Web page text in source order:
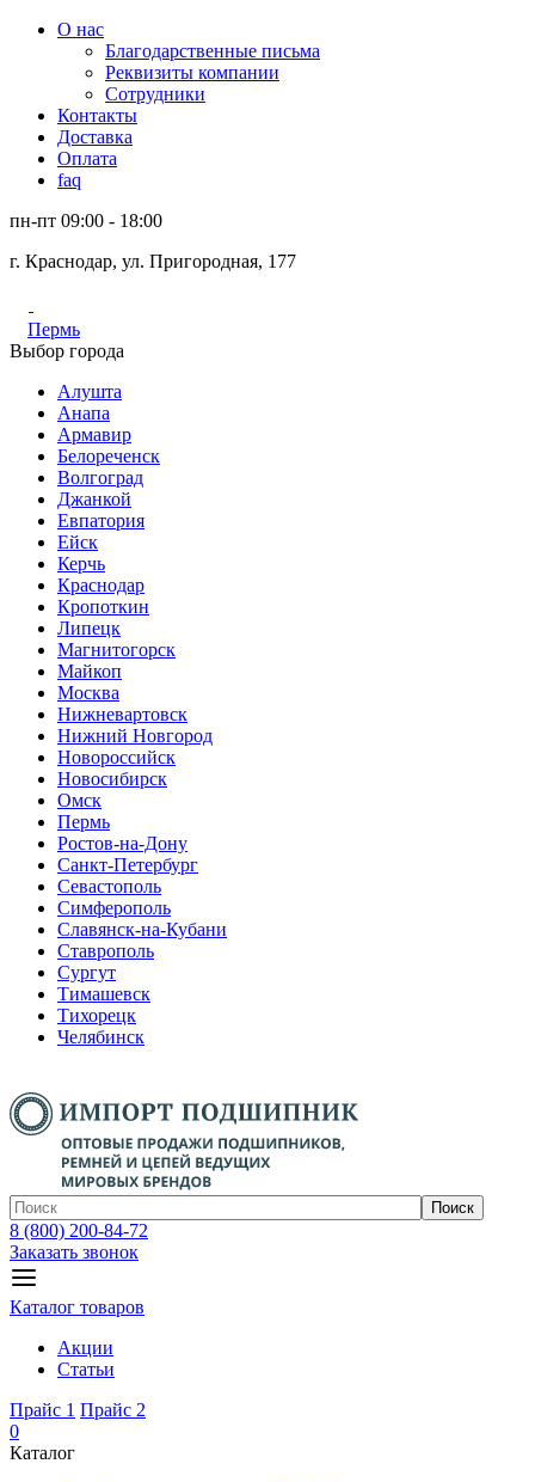
О нас
Благодарственные письма
Реквизиты компании
Сотрудники
Контакты
Доставка
Оплата
faq
пн-пт 09:00 - 18:00
г. Краснодар, ул. Пригородная, 177
Пермь
Выбор города
Алушта
Анапа
Армавир
Белореченск
Волгоград
Джанкой
Евпатория
Ейск
Керчь
Краснодар
Кропоткин
Липецк
Магнитогорск
Майкоп
Москва
Нижневартовск
Нижний Новгород
Новороссийск
Новосибирск
Омск
Пермь
Ростов-на-Дону
Санкт-Петербург
Севастополь
Симферополь
Славянск-на-Кубани
Ставрополь
Сургут
Тимашевск
Тихорецк
Челябинск
Поиск
8 (800) 200-84-72
Заказать звонок
Каталог товаров
Акции
Статьи
Прайс 1 Прайс 2
0
Каталог